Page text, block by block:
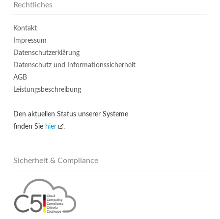
Rechtliches
Kontakt
Impressum
Datenschutzerklärung
Datenschutz und Informationssicherheit
AGB
Leistungsbeschreibung
Den aktuellen Status unserer Systeme
finden Sie hier .
Sicherheit & Compliance